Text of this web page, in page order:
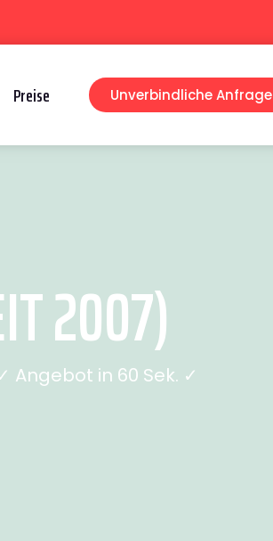
Preise Unverbindliche Anfrage
2007)
Angebot in 60 Sek. ✓